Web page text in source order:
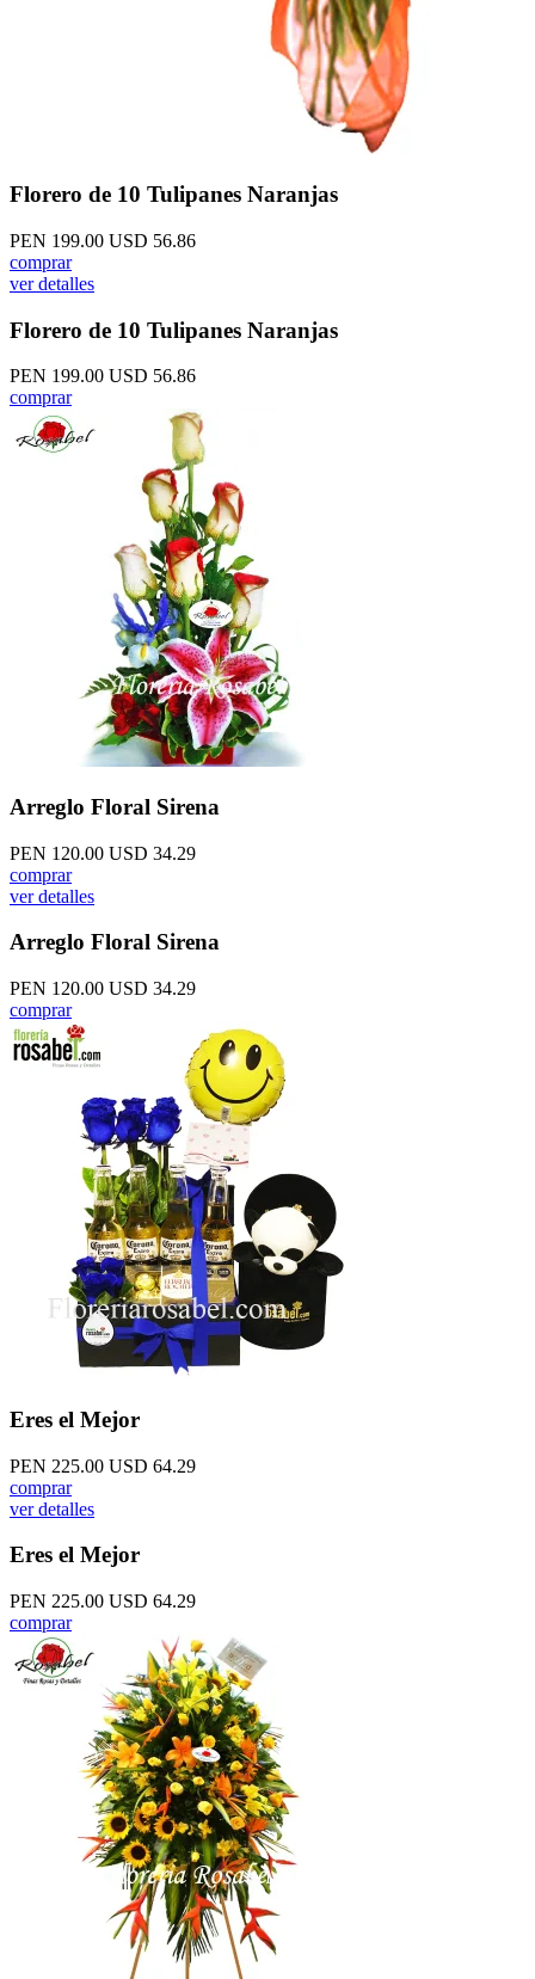
Florero de 10 Tulipanes Naranjas
PEN 199.00 USD 56.86
comprar
ver detalles
Florero de 10 Tulipanes Naranjas
PEN 199.00 USD 56.86
comprar
Arreglo Floral Sirena
PEN 120.00 USD 34.29
comprar
ver detalles
Arreglo Floral Sirena
PEN 120.00 USD 34.29
comprar
Eres el Mejor
PEN 225.00 USD 64.29
comprar
ver detalles
Eres el Mejor
PEN 225.00 USD 64.29
comprar